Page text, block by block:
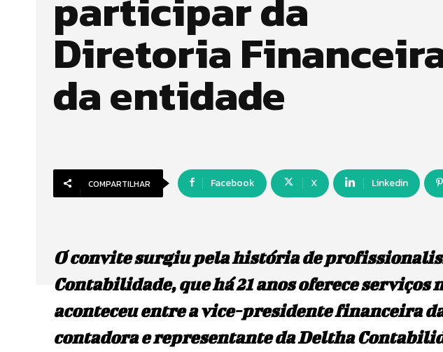
Diretoria
da entidade
COMPARTILHAR Facebook X Linkedin
O convite surgiu pela história de
Contabilidade, que há 21 anos oferece serviços
aconteceu entre a vice-presidente financeira
contadora e representante da Deltha